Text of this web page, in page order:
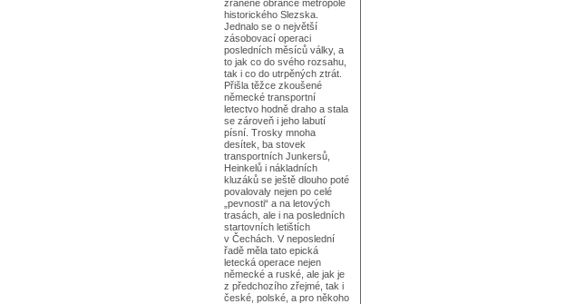
zraněné obránce metropole
historického Slezska.
Jednalo se o největší
zásobovací operaci
posledních měsíců války, a
to jak co do svého rozsahu,
tak i co do utrpěných ztrát.
Přišla těžce zkoušené
německé transportní
letectvo hodně draho a stala
se zároveň i jeho labutí
písní. Trosky mnoha
desítek, ba stovek
transportních Junkersů,
Heinkelů i nákladních
kluzáků se ještě dlouho poté
povalovaly nejen po celé
„pevnosti“ a na letových
trasách, ale i na posledních
startovních letištích
v Čechách. V neposlední
řadě měla tato epická
letecká operace nejen
německé a ruské, ale jak je
z předchozího zřejmé, tak i
české, polské, a pro někoho